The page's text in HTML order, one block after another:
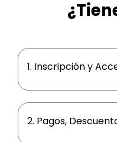
1. Inscripción y
2. Pagos,